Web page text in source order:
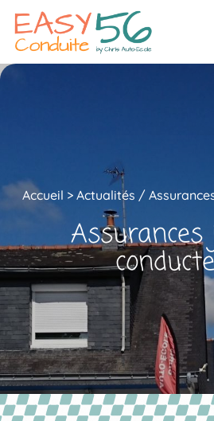
Accueil > Actualités /
Assurances